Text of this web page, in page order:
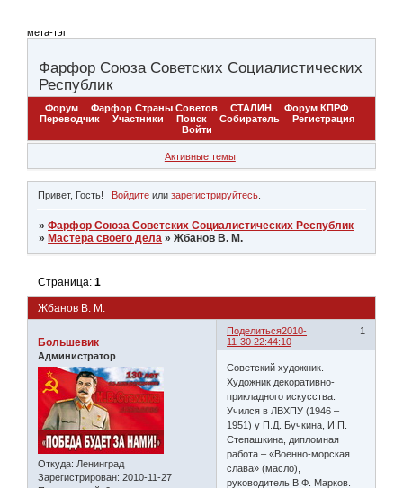
мета-тэг
Фарфор Союза Советских Социалистических
Республик
Форум Фарфор Страны Советов СТАЛИН
Форум КПРФ
Переводчик
Участники Поиск Собиратель
Регистрация
Войти
Активные темы
Привет, Гость! Войдитеили зарегистрируйтесь.
»Фарфор Союза Советских Социалистических Республик
» Мастера своего дела »Жбанов В. М.
Жбанов В. М.
Страница:1
Поделиться 1
2010-
11-30 22:44:10
Большевик
Администратор
Откуда: Ленинград
Зарегистрирован: 2010-11-27
Советский художник.
Художник декоративно-
прикладного искусства.
Учился в ЛВХПУ (1946 –
1951) у П.Д. Бучкина, И.П.
Степашкина, дипломная
работа – «Военно-морская
слава» (масло),
руководитель В.Ф. Марков.